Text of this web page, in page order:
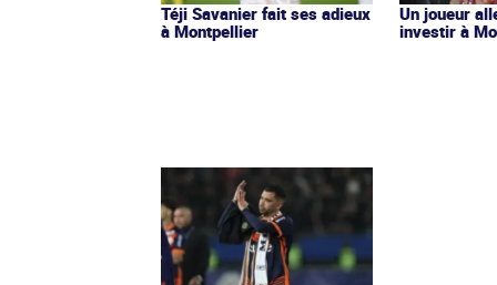
Téji Savanier fait ses adieux
à Montpellier
Un joueur
investir à